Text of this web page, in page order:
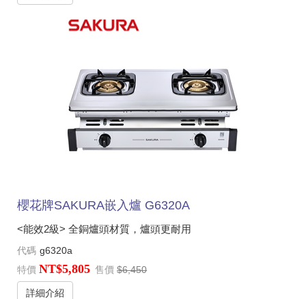
櫻花牌SAKURA嵌入爐 G6320A
<能效2級> 全銅爐頭材質，爐頭更耐用
代碼 g6320a
特價 NT$5,805 售價 $6,450
詳細介紹